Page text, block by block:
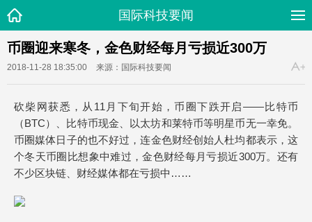
国际科技要闻
币圈迎来寒冬，金色财经每月亏损近300万
2018-11-28 18:35:00 来源：国际科技要闻
砍柴网获悉，从11月下旬开始，币圈下跌开启——比特币
（BTC）、比特币现金、以太坊和莱特币等明星币无一幸免。
币圈媒体日子的也不好过，连金色财经创始人杜均都表示，这
个冬天币圈比想象中难过，金色财经每月亏损近300万。还有
不少区块链、财经媒体都在亏损中……